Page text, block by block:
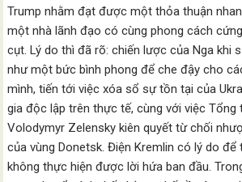
Trump nhằm đạt được một thỏa thuận
một nhà lãnh đạo có cùng phong cách
cụt. Lý do thì đã rõ: chiến lược của Nga khi
như một bức bình phong để che đậy cho
mình, tiến tới việc xóa sổ sự tồn tại của
gia độc lập trên thực tế, cùng với việc Tổng
Volodymyr Zelensky kiên quyết từ chối
của vùng Donetsk. Điện Kremlin có lý do để
không thực hiện được lời hứa ban đầu.